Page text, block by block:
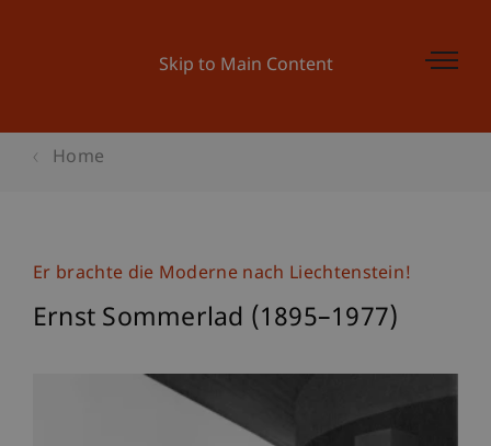
Skip to Main Content
Home
Er brachte die Moderne nach Liechtenstein!
Ernst Sommerlad (1895–1977)